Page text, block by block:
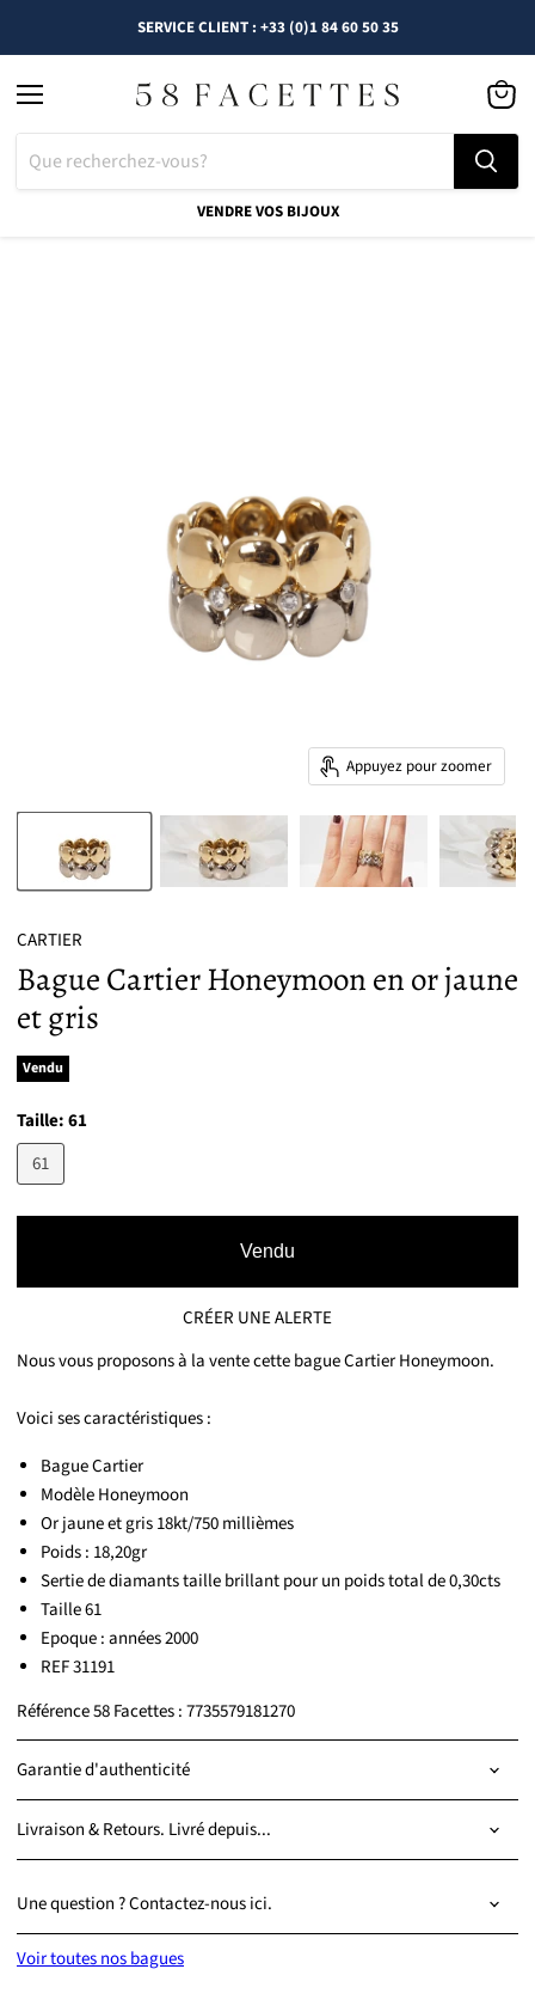
SERVICE CLIENT : +33 (0)1 84 60 50 35
VENDRE VOS BIJOUX
le
panier
Appuyez pour zoomer
CARTIER
Bague Cartier Honeymoon en or jaune
et gris
Vendu
Taille:61
61
Vendu
CRÉER UNE ALERTE
Nous vous proposons à la vente cette bague Cartier Honeymoon.
Voici ses caractéristiques :
Bague Cartier
Modèle Honeymoon
Or jaune et gris 18kt/750 millièmes
Poids : 18,20gr
Sertie de diamants taille brillant pour un poids total de 0,30cts
Taille 61
Epoque : années 2000
REF 31191
Référence 58 Facettes : 7735579181270
Garantie d'authenticité
Livraison & Retours. Livré depuis...
Une question ? Contactez-nous ici.
Voir toutes nos bagues